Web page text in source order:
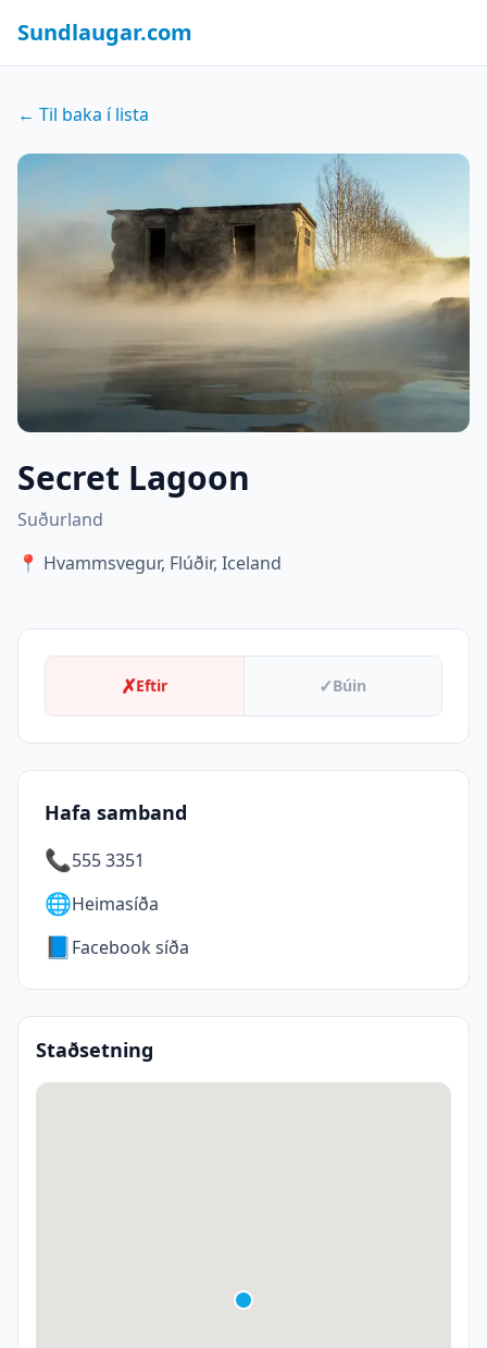
Sundlaugar.com
← Til baka í lista
Secret Lagoon
Suðurland
📍 Hvammsvegur, Flúðir, Iceland
✗Eftir ✓Búin
Hafa samband
📞555 3351
🌐Heimasíða
📘Facebook síða
Staðsetning